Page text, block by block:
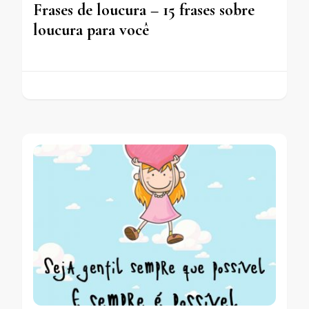
Frases de loucura – 15 frases sobre
loucura para você